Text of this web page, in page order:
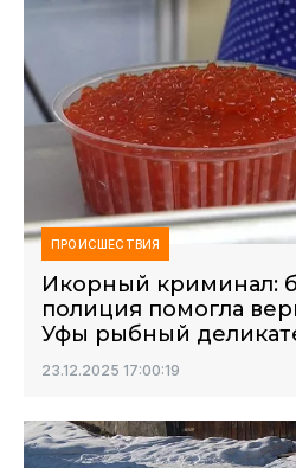
ПРОИСШЕСТВИЯ
Икорный криминал:
полиция помогла
Уфы рыбный
23.12.2025 17:00:19